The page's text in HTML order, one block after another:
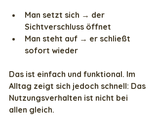
Man setzt sich → der
Sichtverschluss öffnet
Man steht auf → er schließt
sofort wieder
Das ist einfach und funktional. Im
Alltag zeigt sich jedoch schnell: Das
Nutzungsverhalten ist nicht bei
allen gleich.